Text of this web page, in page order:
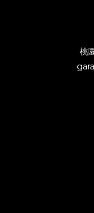
桃